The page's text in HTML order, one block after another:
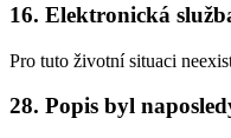
16. Elektronická
Pro tuto životní situaci
28. Popis byl